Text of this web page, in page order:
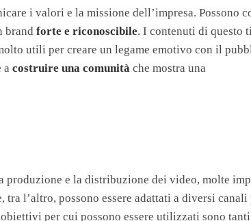
i valori e la missione dell’impresa. Possono
brand forte e riconoscibile. I contenuti di questo
utili per creare un legame emotivo con il
a costruire una comunità che mostra una
e la distribuzione dei video, molte
tra l’altro, possono essere adattati a diversi canali
per cui possono essere utilizzati sono tanti